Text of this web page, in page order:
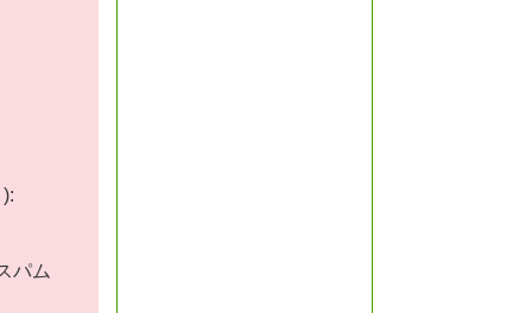
パム